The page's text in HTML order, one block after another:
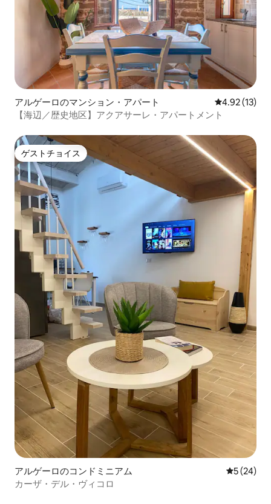
アルゲーロのマンション・アパート レビュー13
4.92 (13)
【海辺／歴史地区】アクアサーレ・アパートメント
ゲストチョイス
ゲストチョイス
アルゲーロのコンドミニアム レビュー
5 (24)
カーザ・デル・ヴィコロ